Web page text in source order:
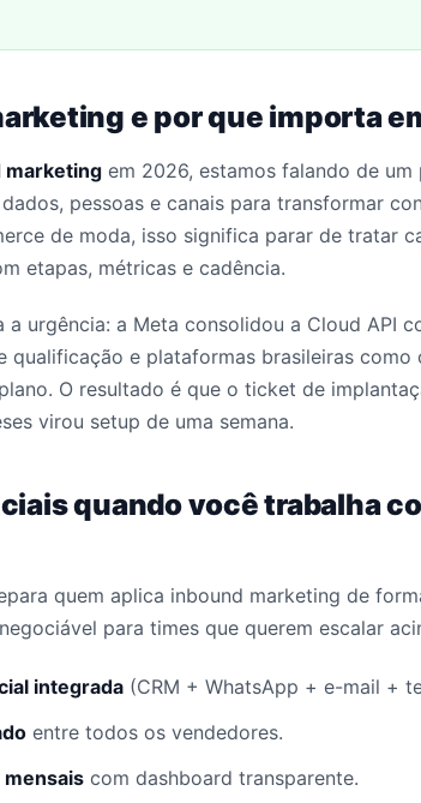
e por que importa
marketing em 2026, estamos falando de um
pessoas e canais para transformar
de moda, isso significa parar de tratar
etapas, métricas e cadência.
urgência: a Meta consolidou a Cloud API
qualificação e plataformas brasileiras como
O resultado é que o ticket de
virou setup de uma semana.
quando você trabalha
quem aplica inbound marketing de
para times que querem escalar
integrada (CRM + WhatsApp + e-mail +
entre todos os vendedores.
mensais com dashboard transparente.